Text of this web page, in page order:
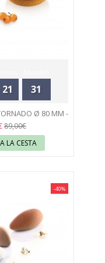
21 31
44
Ø 80 MM -
89,00€
LA CESTA
-40%